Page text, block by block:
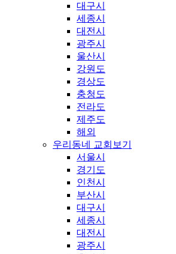
대구시
세종시
대전시
광주시
울산시
강원도
경상도
충청도
전라도
제주도
해외
우리동네 교회보기
서울시
경기도
인천시
부산시
대구시
세종시
대전시
광주시